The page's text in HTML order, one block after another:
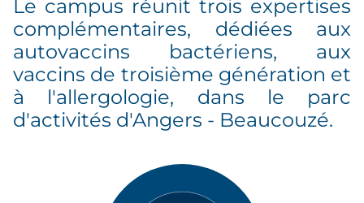
Le campus réunit trois expertises
complémentaires, dédiées aux
autovaccins bactériens, aux
vaccins de troisième génération et
à l'allergologie, dans le parc
d'activités d'Angers - Beaucouzé.